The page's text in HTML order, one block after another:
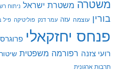
משטרה משטרת ישראל ניתוח
בורין עוצמה עזה עמר דנק פוליטיקה פיל
פנחס יחזקאלי פרוגרס
רועי צזנה רפורמה משפטית שיטור
תרבות ארגונית